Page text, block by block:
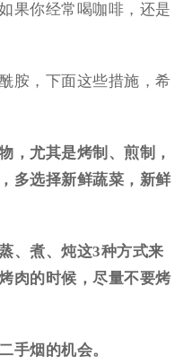
如果你经常喝咖啡，还是
胺，下面这些措施，希
，尤其是烤制、煎制，
多选择新鲜蔬菜，新鲜
、煮、炖这3种方式来
肉的时候，尽量不要烤
手烟的机会。